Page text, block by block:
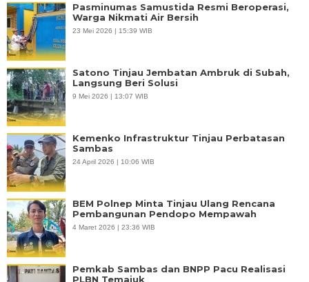
Pasminumas Samustida Resmi Beroperasi,
Warga Nikmati Air Bersih
23 Mei 2026 | 15:39 WIB
Satono Tinjau Jembatan Ambruk di Subah,
Langsung Beri Solusi
9 Mei 2026 | 13:07 WIB
Kemenko Infrastruktur Tinjau Perbatasan
Sambas
24 April 2026 | 10:06 WIB
BEM Polnep Minta Tinjau Ulang Rencana
Pembangunan Pendopo Mempawah
4 Maret 2026 | 23:36 WIB
Pemkab Sambas dan BNPP Pacu Realisasi
PLBN Temajuk